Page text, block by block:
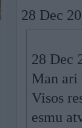
28 Dec
28 Dec
Man ari
Visos
esmu